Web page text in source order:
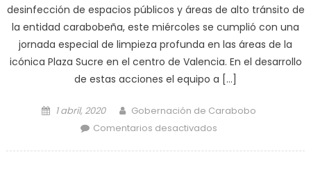
desinfección de espacios públicos y áreas de alto tránsito de
la entidad carabobeña, este miércoles se cumplió con una
jornada especial de limpieza profunda en las áreas de la
icónica Plaza Sucre en el centro de Valencia. En el desarrollo
de estas acciones el equipo a […]
Posted on
1 abril, 2020 Author
Gobernación de Carabobo
Comentarios desactivados